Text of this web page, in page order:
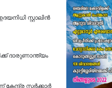
സ്റ്റാലിൻ
ദാരുണാന്ത്യം
കേന്ദ്ര സര്‍ക്കാര്‍